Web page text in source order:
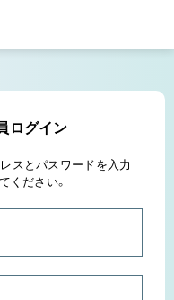
ログイン
スとパスワードを入力
ください。